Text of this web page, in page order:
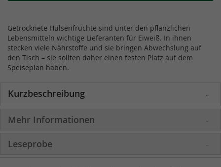
Getrocknete Hülsenfrüchte sind unter den pflanzlichen
Lebensmitteln wichtige Lieferanten für Eiweiß. In ihnen
stecken viele Nährstoffe und sie bringen Abwechslung auf
den Tisch – sie sollten daher einen festen Platz auf dem
Speiseplan haben.
Kurzbeschreibung
Mehr Informationen
Leseprobe